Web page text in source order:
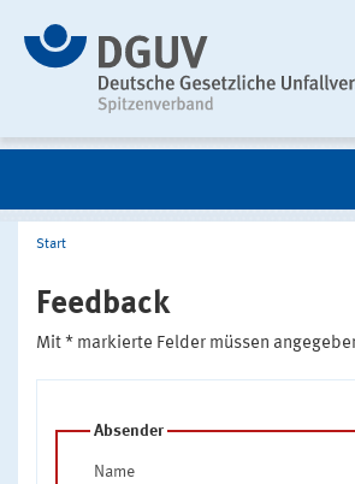
Start
Feedback
Mit * markierte Felder müssen
Absender
Name